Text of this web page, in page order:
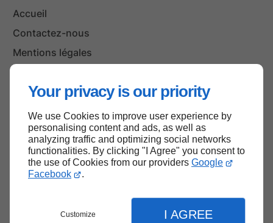
Your privacy is our priority
We use Cookies to improve user experience by
personalising content and ads, as well as
analyzing traffic and optimizing social networks
functionalities. By clicking "I Agree" you consent to
the use of Cookies from our providers Google
Facebook
.
Customize I AGREE
Accueil
Contactez-nous
Mentions légales
Haut de page